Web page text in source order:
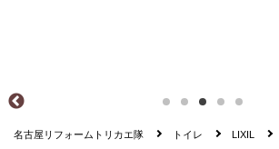
名古屋リフォームトリカエ隊 トイレ LIXIL